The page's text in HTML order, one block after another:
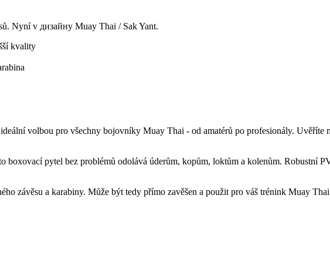
Nyní v дизайну Muay Thai / Sak Yant.
kvality
volbou pro všechny bojovníky Muay Thai - od amatérů po profesionály. Uvěříte
boxovací pytel bez problémů odolává úderům, kopům, loktům a kolenům. Robustní
závěsu a karabiny. Může být tedy přímo zavěšen a použit pro váš trénink Muay